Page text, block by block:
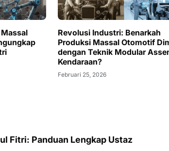
Revolusi Industri: Benarkah
Produksi Massal Otomotif
dengan Teknik Modular
Kendaraan?
Februari 25, 2026
Fitri: Panduan Lengkap Ustaz